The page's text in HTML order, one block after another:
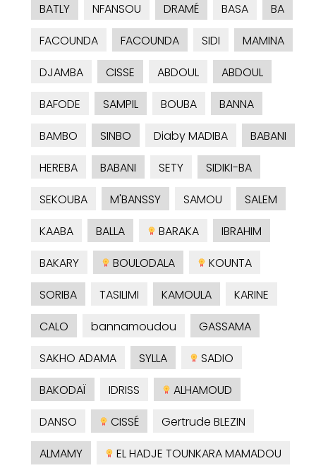
BATLY
NFANSOU DRAMÉ BASA
BA
FACOUNDA
FACOUNDA SIDI
MAMINA
DJAMBA
CISSE ABDOUL
ABDOUL
BAFODE
SAMPIL BOUBA
BANNA
BAMBO
SINBO Diaby MADIBA
BABANI
HEREBA
BABANI SETY
SIDIKI-BA
SEKOUBA
M'BANSSY SAMOU
SALEM
KAABA
BALLA BARAKA
IBRAHIM
BAKARY
BOULODALA
KOUNTA
SORIBA
TASILIMI KAMOULA
KARINE
CALO
bannamoudou
GASSAMA
SAKHO ADAMA
SYLLA
SADIO
BAKODAÏ
IDRISS
ALHAMOUD
DANSO
CISSÉ
Gertrude BLEZIN
ALMAMY
EL HADJE TOUNKARA MAMADOU